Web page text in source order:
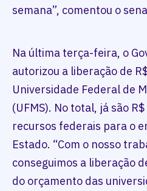
semana”, comentou o
Na última terça-feira, o
autorizou a liberação de
Universidade Federal de
(UFMS). No total, já são
recursos federais para o
Estado. “Com o nosso
conseguimos a liberação
do orçamento das